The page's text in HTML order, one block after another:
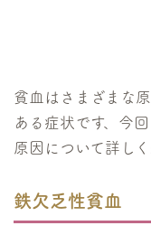
貧血はさまざまな
ある症状です、今
原因について詳しく
鉄欠乏性貧血